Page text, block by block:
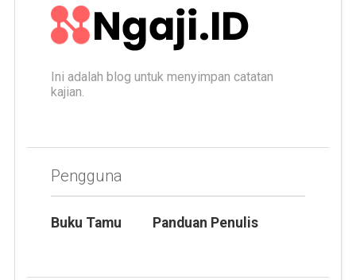
Ini adalah blog untuk menyimpan catatan
kajian.
Pengguna
Buku Tamu Panduan Penulis